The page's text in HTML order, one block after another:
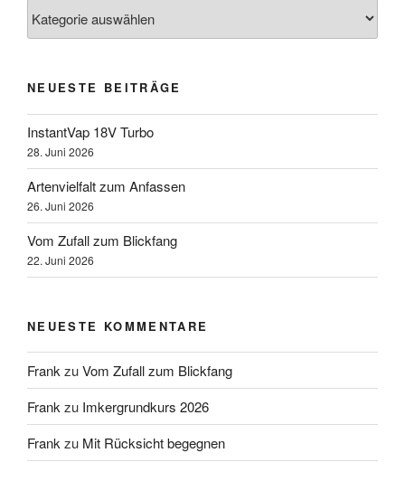
NEUESTE BEITRÄGE
InstantVap 18V Turbo
28. Juni 2026
Artenvielfalt zum Anfassen
26. Juni 2026
Vom Zufall zum Blickfang
22. Juni 2026
NEUESTE KOMMENTARE
Frank zuVom Zufall zum Blickfang
Frank zu Imkergrundkurs 2026
Frank zu Mit Rücksicht begegnen